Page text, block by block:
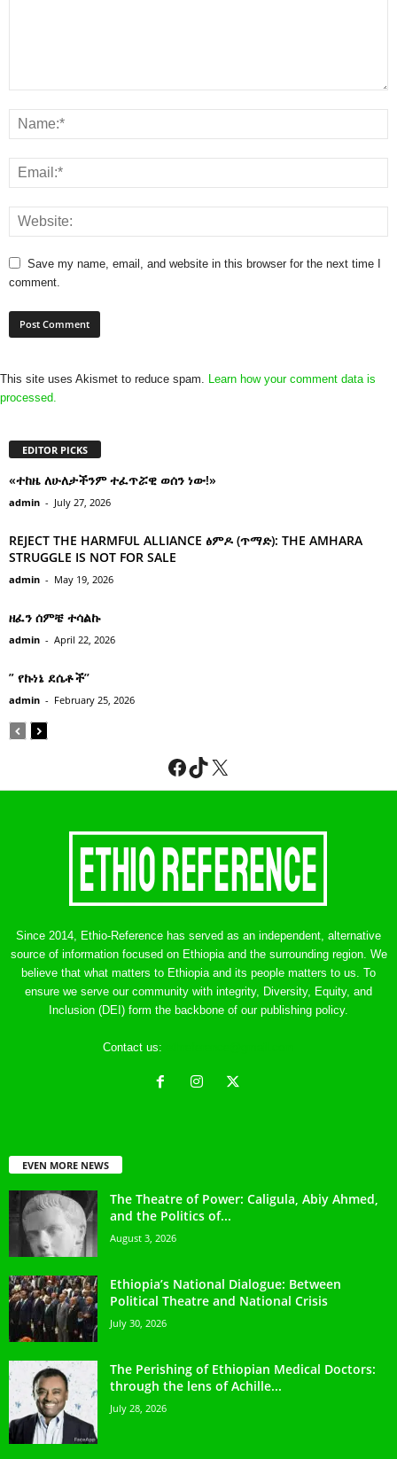
Save my name, email, and website in this browser for the next time I
comment.
This site uses Akismet to reduce spam.
Learn how your comment data is
processed.
EDITOR PICKS
«ተከዜ ለሁለታችንም ተፈጥሯዊ ወሰን ነው!»
admin - July 27, 2026
REJECT THE HARMFUL ALLIANCE ፅምዶ (ጥማድ): THE AMHARA
STRUGGLE IS NOT FOR SALE
admin - May 19, 2026
ዘፈን ሰምቼ ተሳልኩ
admin - April 22, 2026
” የኩነኔ ደሴቶች’’
admin - February 25, 2026
Facebook
TikTok
X
Since 2014, Ethio-Reference has served as an independent, alternative
source of information focused on Ethiopia and the surrounding region. We
believe that what matters to Ethiopia and its people matters to us. To
ensure we serve our community with integrity, Diversity, Equity, and
Inclusion (DEI) form the backbone of our publishing policy.
Contact us:
EVEN MORE NEWS
The Theatre of Power: Caligula, Abiy Ahmed,
and the Politics of...
August 3, 2026
Ethiopia’s National Dialogue: Between
Political Theatre and National Crisis
July 30, 2026
The Perishing of Ethiopian Medical Doctors:
through the lens of Achille...
July 28, 2026